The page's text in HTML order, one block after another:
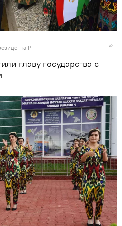
РТ
главу государства с